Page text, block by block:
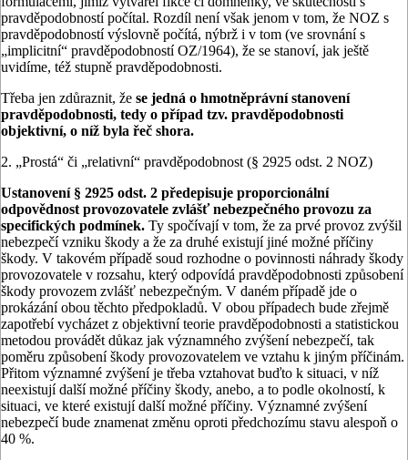
pravděpodobností počítal. Rozdíl není však jenom v tom, že NOZ s
pravděpodobností výslovně počítá, nýbrž i v tom (ve srovnání s
„implicitní“ pravděpodobností OZ/1964), že se stanoví, jak ještě
uvidíme, též stupně pravděpodobnosti.
Třeba jen zdůraznit, že se jedná o hmotněprávní stanovení
pravděpodobnosti, tedy o případ tzv. pravděpodobnosti
objektivní, o níž byla řeč shora.
2. „Prostá“ či „relativní“ pravděpodobnost (§ 2925 odst. 2 NOZ)
Ustanovení § 2925 odst. 2 předepisuje proporcionální
odpovědnost provozovatele zvlášť nebezpečného provozu za
specifických podmínek. Ty spočívají v tom, že za prvé provoz zvýšil
nebezpečí vzniku škody a že za druhé existují jiné možné příčiny
škody. V takovém případě soud rozhodne o povinnosti náhrady škody
provozovatele v rozsahu, který odpovídá pravděpodobnosti způsobení
škody provozem zvlášť nebezpečným. V daném případě jde o
prokázání obou těchto předpokladů. V obou případech bude zřejmě
zapotřebí vycházet z objektivní teorie pravděpodobnosti a statistickou
metodou provádět důkaz jak významného zvýšení nebezpečí, tak
poměru způsobení škody provozovatelem ve vztahu k jiným příčinám.
Přitom významné zvýšení je třeba vztahovat buďto k situaci, v níž
neexistují další možné příčiny škody, anebo, a to podle okolností, k
situaci, ve které existují další možné příčiny. Významné zvýšení
nebezpečí bude znamenat změnu oproti předchozímu stavu alespoň o
40 %.